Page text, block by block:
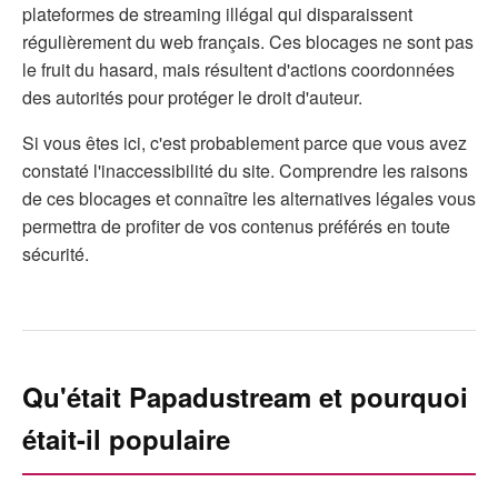
plateformes de streaming illégal qui disparaissent
régulièrement du web français. Ces blocages ne sont pas
le fruit du hasard, mais résultent d'actions coordonnées
des autorités pour protéger le droit d'auteur.
Si vous êtes ici, c'est probablement parce que vous avez
constaté l'inaccessibilité du site. Comprendre les raisons
de ces blocages et connaître les alternatives légales vous
permettra de profiter de vos contenus préférés en toute
sécurité.
Qu'était Papadustream et pourquoi
était-il populaire